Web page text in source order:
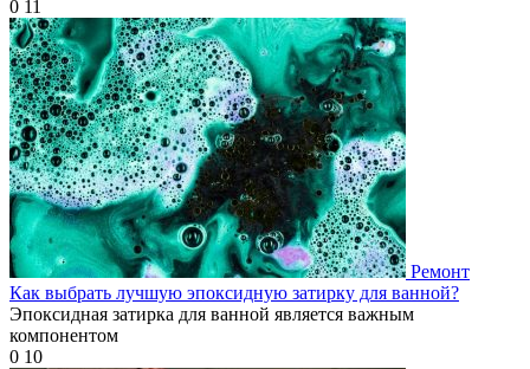
0 11
Ремонт
Как выбрать лучшую эпоксидную затирку для ванной?
Эпоксидная затирка для ванной является важным
компонентом
0 10